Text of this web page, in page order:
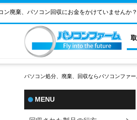
ン廃棄、パソコン回収にお金をかけていませんか
パソコン処分、廃棄、回収ならパソコンファー
MENU